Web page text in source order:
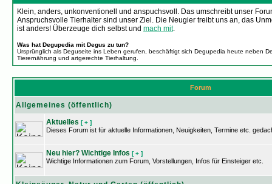
Klein, anders, unkonventionell und anspuchsvoll. Das umschreibt unser
Anspruchsvolle Tierhalter sind unser Ziel. Die Neugier treibt uns an, das
ist anders! Überzeuge dich selbst und mach mit.
Was hat Degupedia mit Degus zu tun?
Ursprünglich als Deguseite ins Leben gerufen, beschäftigt sich Degupedia heute neben
Tierernährung und artgerechte Tierhaltung.
Forum
Allgemeines (öffentlich)
Aktuelles [ + ]
Dieses Forum ist für aktuelle Informationen, Neuigkeiten, Termine etc.
Neu hier? Wichtige Infos [ + ]
Wichtige Informationen zum Forum, Vorstellungen, Infos für Einsteiger etc.